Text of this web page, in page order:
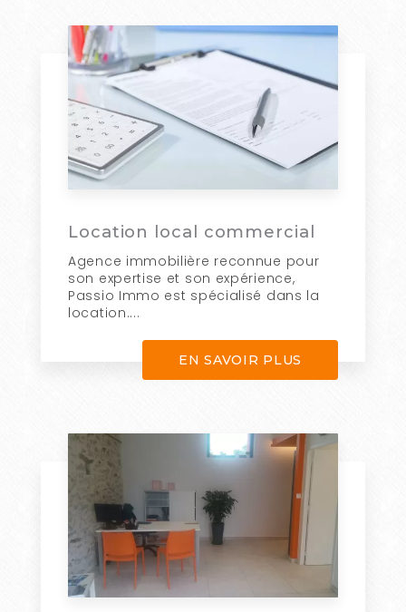
Location local commercial
Agence immobilière reconnue pour
son expertise et son expérience,
Passio Immo est spécialisé dans la
location....
EN SAVOIR PLUS